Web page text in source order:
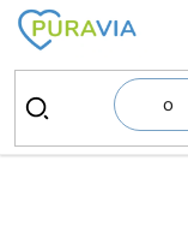
Přejít
obsah